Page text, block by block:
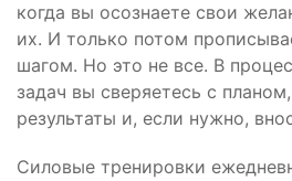
когда вы осознаете свои
их. И только потом
шагом. Но это не все. В
задач вы сверяетесь с
результаты и, если нужно,
Силовые тренировки